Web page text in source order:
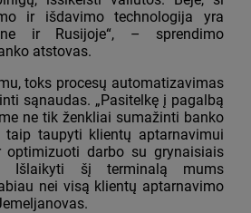
ir išdavimo technologija yra
ir Rusijoje“, – sprendimo
atstovas.
toks procesų automatizavimas
sąnaudas. „Pasitelkę į pagalbą
ne tik ženkliai sumažinti banko
taupyti klientų aptarnavimui
optimizuoti darbo su grynaisiais
Išlaikyti šį terminalą mums
nei visą klientų aptarnavimo